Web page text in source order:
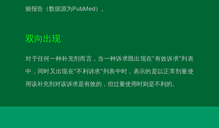
验报告（数据源为PubMed）。
双向出现
对于任何一种补充剂而言，当一种诉求既出现在“有效诉求”列表
中，同时又出现在“不利诉求”列表中时，表示的是以正常剂量使
用该补充剂对该诉求是有效的，但过量使用时则是不利的。